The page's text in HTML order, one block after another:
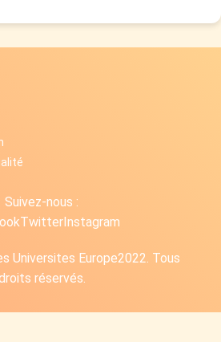
Suivez-nous :
TwitterInstagram
Universites Europe2022. Tous
réservés.